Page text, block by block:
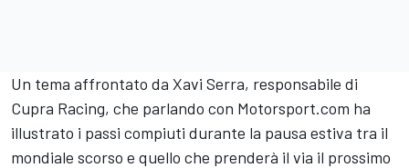
Un tema affrontato da Xavi Serra, responsabile di
Cupra Racing, che parlando con Motorsport.com ha
illustrato i passi compiuti durante la pausa estiva tra il
mondiale scorso e quello che prenderà il via il prossimo